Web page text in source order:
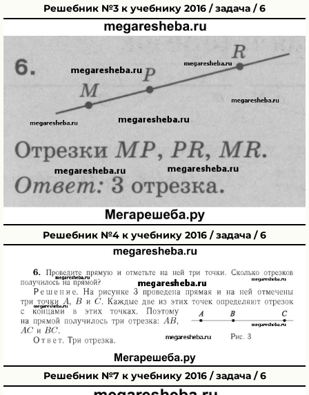
Решебник №3 к учебнику 2016 / задача / 6
Решебник №4 к учебнику 2016 / задача / 6
Решебник №7 к учебнику 2016 / задача / 6